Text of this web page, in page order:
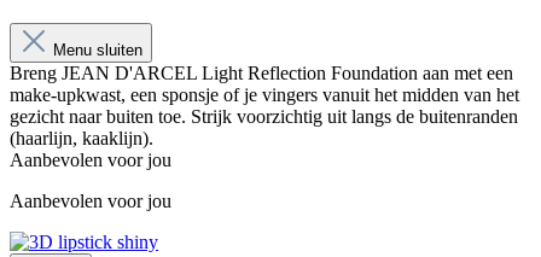
Menu sluiten
Breng JEAN D'ARCEL Light Reflection Foundation aan met een
make-upkwast, een sponsje of je vingers vanuit het midden van het
gezicht naar buiten toe. Strijk voorzichtig uit langs de buitenranden
(haarlijn, kaaklijn).
Aanbevolen voor jou
Aanbevolen voor jou